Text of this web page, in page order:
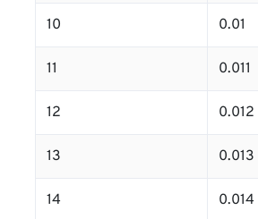
10 0.01
11 0.011
12 0.012
13 0.013
14 0.014